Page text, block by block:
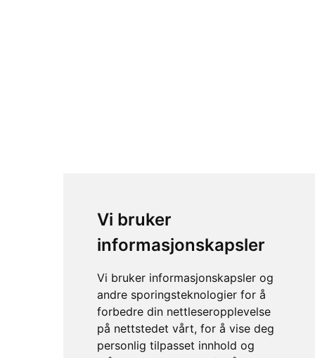
Vi bruker
informasjonskapsler
Vi bruker informasjonskapsler og
andre sporingsteknologier for å
forbedre din nettleseropplevelse
på nettstedet vårt, for å vise deg
personlig tilpasset innhold og